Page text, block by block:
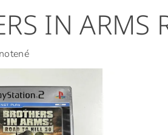
IN ARMS